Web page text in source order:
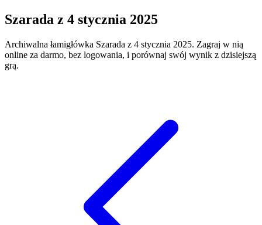
Szarada z 4 stycznia 2025
Archiwalna łamigłówka Szarada z 4 stycznia 2025. Zagraj w nią
online za darmo, bez logowania, i porównaj swój wynik z dzisiejszą
grą.